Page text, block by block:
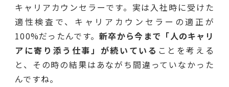
キャリアカウンセラーです。実は入社時に受けた
適性検査で、キャリアカウンセラーの適正が
100%だったんです。新卒から今まで「人のキャリ
アに寄り添う仕事」が続いている ことを考える
と、その時の結果はあながち間違っていなかった
んですね。